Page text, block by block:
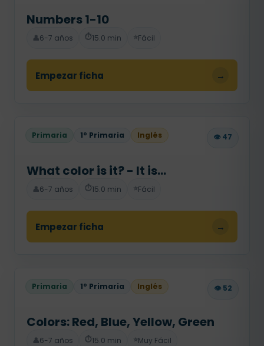
Numbers 1-10
👤6-7 años ⏱️15.0 min ⭐Fácil
Empezar ficha →
Primaria 1º Primaria Inglés 👁️ 47
What color is it? - It is...
👤6-7 años ⏱️15.0 min ⭐Fácil
Empezar ficha →
Primaria 1º Primaria Inglés 👁️ 52
Colors: Red, Blue, Yellow, Green
👤6-7 años ⏱️15.0 min ⭐Muy Fácil